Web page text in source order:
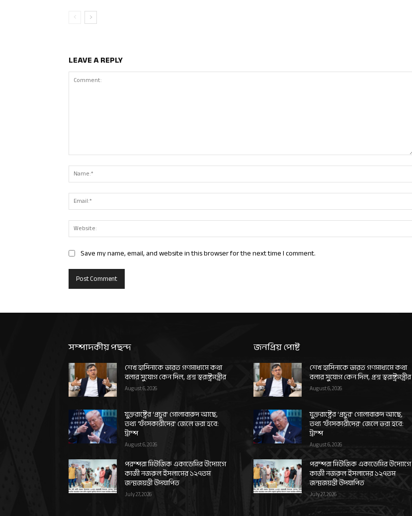
LEAVE A REPLY
Comment:
Save my name, email, and website in this browser for the next time I comment.
সম্পাদকীয় পছন্দ
শেখ হাসিনাকে ভারত গণমাধ্যমে কথা
বলার সুযোগ কেন দিল, প্রশ্ন স্বরাষ্ট্রমন্ত্রীর
August 6, 2026
যুক্তরাষ্ট্রের ‘প্রচুর’ গোলাবারুদ আছে,
তথ্য ‘ফাঁসকারীদের’ জেলে ভরা হবে:
ট্রাম্প
August 6, 2026
পরম্পরা মিউজিক একাডেমির উদ্যোগে
কাজী নজরুল ইসলামের ১২৭তম
জন্মজয়ন্তী উদযাপিত
July 27, 2026
জনপ্রিয় পোষ্ট
শেখ হাসিনাকে ভারত গণমাধ্যমে কথা
বলার সুযোগ কেন দিল, প্রশ্ন স্বরাষ্ট্রমন্ত্রীর
August 6, 2026
যুক্তরাষ্ট্রের ‘প্রচুর’ গোলাবারুদ আছে,
তথ্য ‘ফাঁসকারীদের’ জেলে ভরা হবে:
ট্রাম্প
August 6, 2026
পরম্পরা মিউজিক একাডেমির উদ্যোগে
কাজী নজরুল ইসলামের ১২৭তম
জন্মজয়ন্তী উদযাপিত
July 27, 2026